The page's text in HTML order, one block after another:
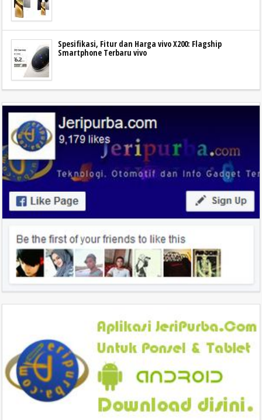
Spesifikasi, Fitur dan Harga vivo X200: Flagship
Smartphone Terbaru vivo